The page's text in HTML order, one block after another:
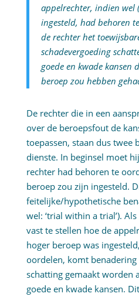
appelrechter, indien wel
ingesteld, had behoren
de rechter het
schadevergoeding
goede en kwade kansen
beroep zou hebben
De rechter die in een
over de beroepsfout de
toepassen, staan dus twee
dienste. In beginsel moet
rechter had behoren te
beroep zou zijn ingesteld.
feitelijke/hypothetische
wel: ‘trial within a trial’).
vast te stellen hoe de
hoger beroep was
oordelen, komt
schatting gemaakt worden
goede en kwade kansen.